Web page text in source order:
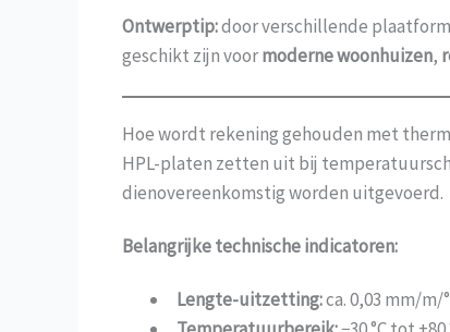
Ontwerptip:door verschillende
geschikt zijn voormoderne woonhuizen,
Hoe wordt rekening gehouden met
HPL-platen zetten uit bij
dienovereenkomstig worden uitgevoerd.
Belangrijke technische indicatoren:
Lengte-uitzetting:ca. 0,03 mm/m/